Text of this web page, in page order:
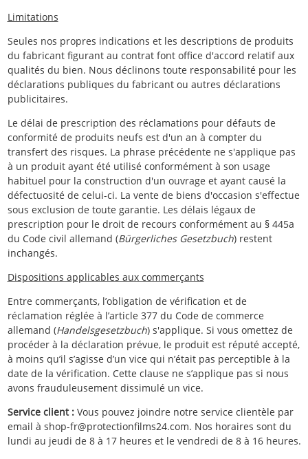
Limitations
Seules nos propres indications et les descriptions de produits
du fabricant figurant au contrat font office d'accord relatif aux
qualités du bien. Nous déclinons toute responsabilité pour les
déclarations publiques du fabricant ou autres déclarations
publicitaires.
Le délai de prescription des réclamations pour défauts de
conformité de produits neufs est d'un an à compter du
transfert des risques. La phrase précédente ne s'applique pas
à un produit ayant été utilisé conformément à son usage
habituel pour la construction d'un ouvrage et ayant causé la
défectuosité de celui-ci. La vente de biens d'occasion s'effectue
sous exclusion de toute garantie. Les délais légaux de
prescription pour le droit de recours conformément au § 445a
du Code civil allemand (Bürgerliches Gesetzbuch) restent
inchangés.
Dispositions applicables aux commerçants
Entre commerçants, l’obligation de vérification et de
réclamation réglée à l’article 377 du Code de commerce
allemand (Handelsgesetzbuch) s'applique. Si vous omettez de
procéder à la déclaration prévue, le produit est réputé accepté,
à moins qu’il s’agisse d’un vice qui n’était pas perceptible à la
date de la vérification. Cette clause ne s’applique pas si nous
avons frauduleusement dissimulé un vice.
Service client :Vous pouvez joindre notre service clientèle par
email à shop-fr@protectionfilms24.com. Nos horaires sont du
lundi au jeudi de 8 à 17 heures et le vendredi de 8 à 16 heures.